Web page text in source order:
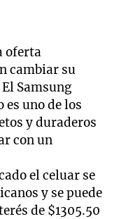
oferta
cambiar su
Samsung
es uno de los
y duraderos
con un
el celuar se
y se puede
de $1305.50